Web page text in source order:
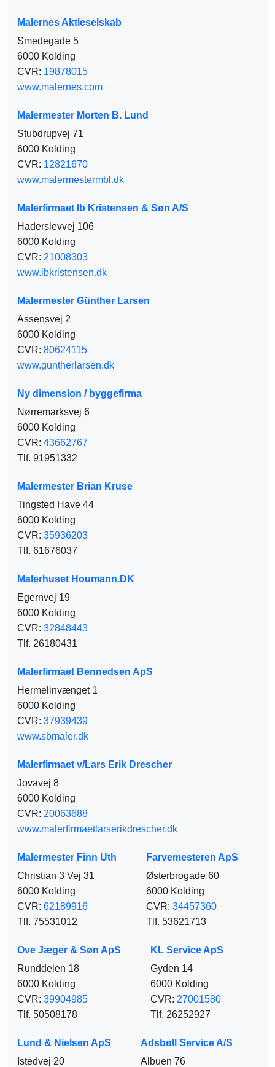
Malernes Aktieselskab
Smedegade 5
6000 Kolding
CVR: 19878015
www.malernes.com
Malermester Morten B. Lund
Stubdrupvej 71
6000 Kolding
CVR: 12821670
www.malermestermbl.dk
Malerfirmaet Ib Kristensen & Søn A/S
Haderslevvej 106
6000 Kolding
CVR: 21008303
www.ibkristensen.dk
Malermester Günther Larsen
Assensvej 2
6000 Kolding
CVR: 80624115
www.guntherlarsen.dk
Ny dimension / byggefirma
Nørremarksvej 6
6000 Kolding
CVR: 43662767
Tlf. 91951332
Malermester Brian Kruse
Tingsted Have 44
6000 Kolding
CVR: 35936203
Tlf. 61676037
Malerhuset Houmann.DK
Egernvej 19
6000 Kolding
CVR: 32848443
Tlf. 26180431
Malerfirmaet Bennedsen ApS
Hermelinvænget 1
6000 Kolding
CVR: 37939439
www.sbmaler.dk
Malerfirmaet v/Lars Erik Drescher
Jovavej 8
6000 Kolding
CVR: 20063688
www.malerfirmaetlarserikdrescher.dk
Malermester Finn Uth
Christian 3 Vej 31
6000 Kolding
CVR: 62189916
Tlf. 75531012
Farvemesteren ApS
Østerbrogade 60
6000 Kolding
CVR: 34457360
Tlf. 53621713
Ove Jæger & Søn ApS
Runddelen 18
6000 Kolding
CVR: 39904985
Tlf. 50508178
KL Service ApS
Gyden 14
6000 Kolding
CVR: 27001580
Tlf. 26252927
Lund & Nielsen ApS
Istedvej 20
Adsbøll Service A/S
Albuen 76